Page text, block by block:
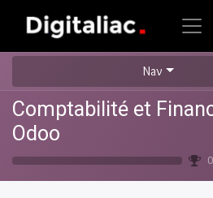
Nav
Comptabilité et
Odoo